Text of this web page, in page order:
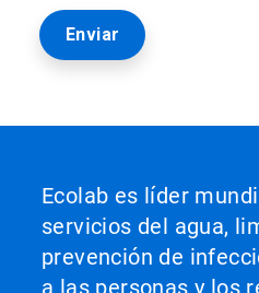
Ecolab es líder
servicios del agua,
prevención de
a las personas y los